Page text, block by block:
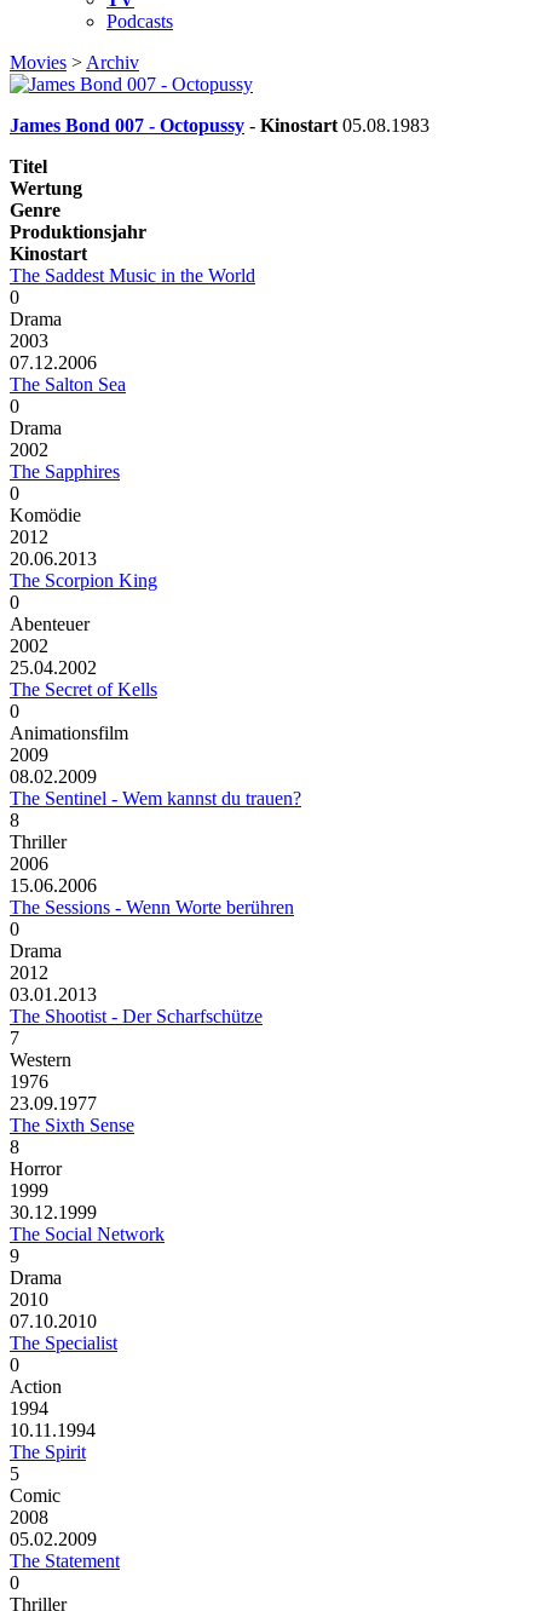
Podcasts
Movies > Archiv
James Bond 007 - Octopussy - Kinostart 05.08.1983
Titel
Wertung
Genre
Produktionsjahr
Kinostart
The Saddest Music in the World
0
Drama
2003
07.12.2006
The Salton Sea
0
Drama
2002
The Sapphires
0
Komödie
2012
20.06.2013
The Scorpion King
0
Abenteuer
2002
25.04.2002
The Secret of Kells
0
Animationsfilm
2009
08.02.2009
The Sentinel - Wem kannst du trauen?
8
Thriller
2006
15.06.2006
The Sessions - Wenn Worte berühren
0
Drama
2012
03.01.2013
The Shootist - Der Scharfschütze
7
Western
1976
23.09.1977
The Sixth Sense
8
Horror
1999
30.12.1999
The Social Network
9
Drama
2010
07.10.2010
The Specialist
0
Action
1994
10.11.1994
The Spirit
5
Comic
2008
05.02.2009
The Statement
0
Thriller